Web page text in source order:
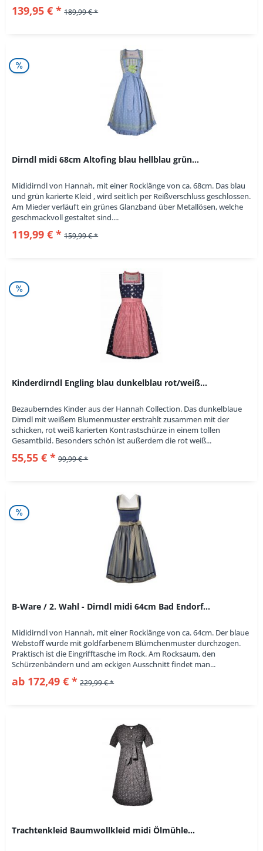
139,95 € * 189,99 € *
Dirndl midi 68cm Altofing blau hellblau grün...
Mididirndl von Hannah, mit einer Rocklänge von ca. 68cm. Das blau
und grün karierte Kleid , wird seitlich per Reißverschluss geschlossen.
Am Mieder verläuft ein grünes Glanzband über Metallösen, welche
geschmackvoll gestaltet sind....
119,99 € * 159,99 € *
Kinderdirndl Engling blau dunkelblau rot/weiß...
Bezauberndes Kinder aus der Hannah Collection. Das dunkelblaue
Dirndl mit weißem Blumenmuster erstrahlt zusammen mit der
schicken, rot weiß karierten Kontrastschürze in einem tollen
Gesamtbild. Besonders schön ist außerdem die rot weiß...
55,55 € * 99,99 € *
B-Ware / 2. Wahl - Dirndl midi 64cm Bad Endorf...
Mididirndl von Hannah, mit einer Rocklänge von ca. 64cm. Der blaue
Webstoff wurde mit goldfarbenem Blümchenmuster durchzogen.
Praktisch ist die Eingrifftasche im Rock. Am Rocksaum, den
Schürzenbändern und am eckigen Ausschnitt findet man...
ab 172,49 € * 229,99 € *
Trachtenkleid Baumwollkleid midi Ölmühle...